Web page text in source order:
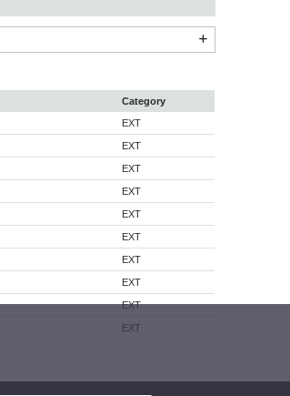
Category
EXT
EXT
EXT
EXT
EXT
EXT
EXT
EXT
EXT
EXT